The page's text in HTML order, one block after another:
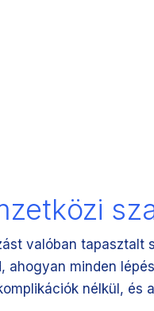
valóban
ahogyan minden
nélkül, és